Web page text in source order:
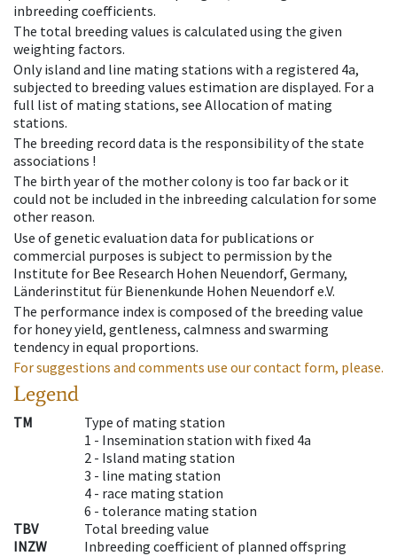
inbreeding coefficients.
The total breeding values is calculated using the given
weighting factors.
Only island and line mating stations with a registered 4a,
subjected to breeding values estimation are displayed. For a
full list of mating stations, see Allocation of mating
stations.
The breeding record data is the responsibility of the state
associations !
The birth year of the mother colony is too far back or it
could not be included in the inbreeding calculation for some
other reason.
Use of genetic evaluation data for publications or
commercial purposes is subject to permission by the
Institute for Bee Research Hohen Neuendorf, Germany,
Länderinstitut für Bienenkunde Hohen Neuendorf e.V.
The performance index is composed of the breeding value
for honey yield, gentleness, calmness and swarming
tendency in equal proportions.
For suggestions and comments use our contact form, please.
Legend
TM
Type of mating station
1 - Insemination station with fixed 4a
2 - Island mating station
3 - line mating station
4 - race mating station
6 - tolerance mating station
TBV
Total breeding value
INZW
Inbreeding coefficient of planned offspring